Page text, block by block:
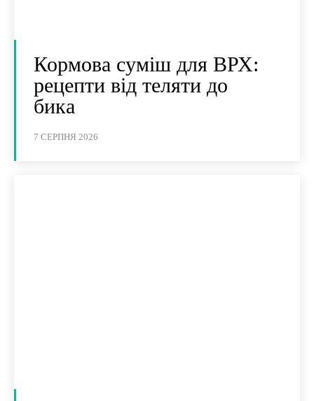
Кормова суміш для ВРХ:
рецепти від теляти до
бика
7 СЕРПНЯ 2026